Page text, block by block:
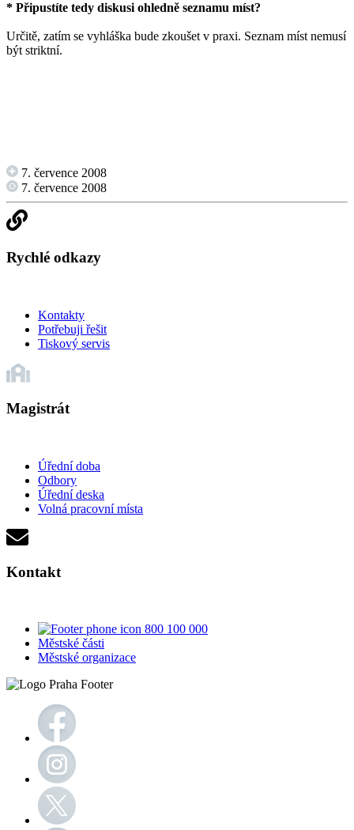
* Připustíte tedy diskusi ohledně seznamu míst?
Určitě, zatím se vyhláška bude zkoušet v praxi. Seznam míst nemusí
být striktní.
7. července 2008
7. července 2008
Rychlé odkazy
Kontakty
Potřebuji řešit
Tiskový servis
Magistrát
Úřední doba
Odbory
Úřední deska
Volná pracovní místa
Kontakt
800 100 000
Městské části
Městské organizace